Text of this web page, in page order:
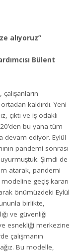
alıyoruz”
Bülent
kaldırdı. Yeni
çıktı ve iş odaklı
bu yana tüm
devam ediyor. Eylül
pandemi sonrası
Şimdi de
atarak, pandemi
geçiş kararı
önümüzdeki Eylül
birlikte,
ve güvenliği
esnekliği merkezine
çalışmanın
Bu modelle,